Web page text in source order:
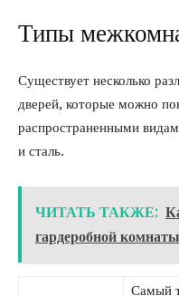
Типы
Существует несколько
дверей, которые можно
распространенными
и сталь.
ЧИТАТЬ ТАКЖЕ:
гардеробной комнаты
Самый